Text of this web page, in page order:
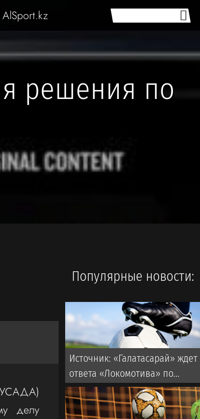
решения по
делу
Популярные новости:
Источник: «Галатасарай» ждет
ответа «Локомотива» по
Батракову до вечера субботы